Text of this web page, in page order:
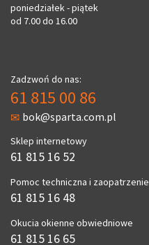
poniedziałek - piątek
od 7.00 do 16.00
Zadzwoń do nas:
61 815 00 86
bok@sparta.com.pl
Sklep internetowy
61 815 16 52
Pomoc techniczna i zaopatrzenie
61 815 16 48
Okucia okienne obwiedniowe
61 815 16 65